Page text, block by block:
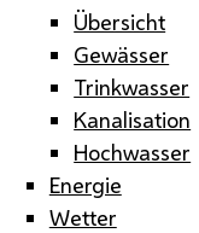
Übersicht
Gewässer
Trinkwasser
Kanalisation
Hochwasser
Energie
Wetter